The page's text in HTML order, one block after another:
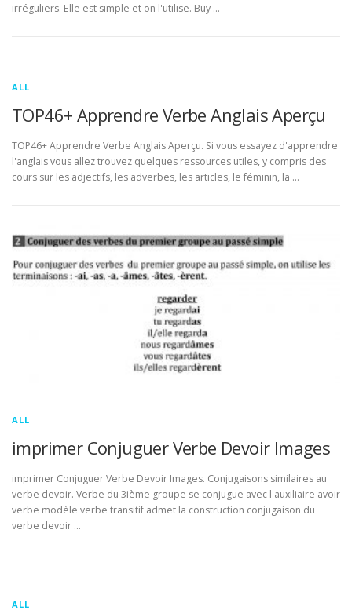
irréguliers. Elle est simple et on l'utilise. Buy …
ALL
TOP46+ Apprendre Verbe Anglais Aperçu
TOP46+ Apprendre Verbe Anglais Aperçu. Si vous essayez d'apprendre
l'anglais vous allez trouvez quelques ressources utiles, y compris des
cours sur les adjectifs, les adverbes, les articles, le féminin, la …
ALL
imprimer Conjuguer Verbe Devoir Images
imprimer Conjuguer Verbe Devoir Images. Conjugaisons similaires au
verbe devoir. Verbe du 3ième groupe se conjugue avec l'auxiliaire avoir
verbe modèle verbe transitif admet la construction conjugaison du
verbe devoir …
ALL